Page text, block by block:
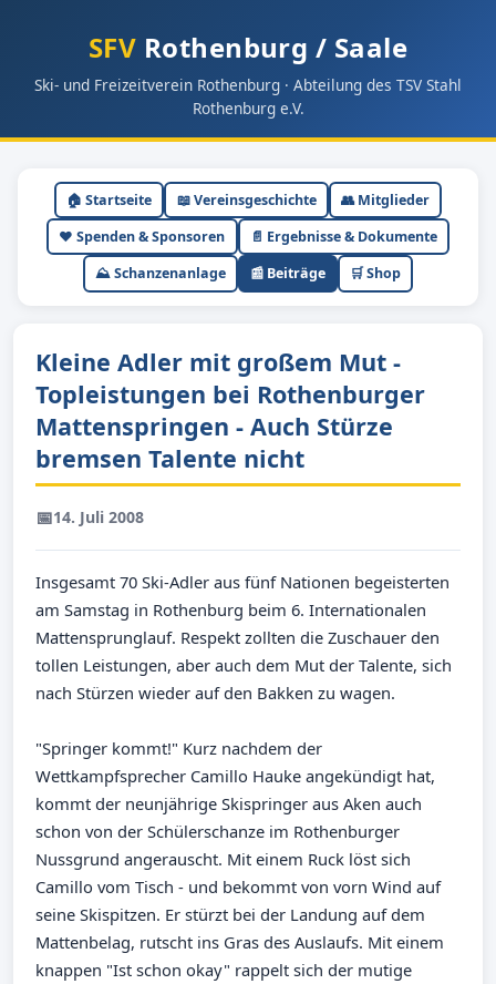
SFV Rothenburg / Saale
Ski- und Freizeitverein Rothenburg · Abteilung des TSV Stahl
Rothenburg e.V.
🏠 Startseite 📖 Vereinsgeschichte
👥 Mitglieder
❤️ Spenden & Sponsoren
📄 Ergebnisse & Dokumente
⛰ Schanzenanlage
📰 Beiträge 🛒 Shop
Kleine Adler mit großem Mut -
Topleistungen bei Rothenburger
Mattenspringen - Auch Stürze
bremsen Talente nicht
📅14. Juli 2008
Insgesamt 70 Ski-Adler aus fünf Nationen begeisterten
am Samstag in Rothenburg beim 6. Internationalen
Mattensprunglauf. Respekt zollten die Zuschauer den
tollen Leistungen, aber auch dem Mut der Talente, sich
nach Stürzen wieder auf den Bakken zu wagen.
"Springer kommt!" Kurz nachdem der
Wettkampfsprecher Camillo Hauke angekündigt hat,
kommt der neunjährige Skispringer aus Aken auch
schon von der Schülerschanze im Rothenburger
Nussgrund angerauscht. Mit einem Ruck löst sich
Camillo vom Tisch - und bekommt von vorn Wind auf
seine Skispitzen. Er stürzt bei der Landung auf dem
Mattenbelag, rutscht ins Gras des Auslaufs. Mit einem
knappen "Ist schon okay" rappelt sich der mutige